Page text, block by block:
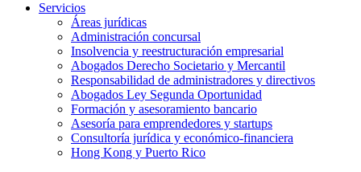
Servicios
Áreas jurídicas
Administración concursal
Insolvencia y reestructuración empresarial
Abogados Derecho Societario y Mercantil
Responsabilidad de administradores y directivos
Abogados Ley Segunda Oportunidad
Formación y asesoramiento bancario
Asesoría para emprendedores y startups
Consultoría jurídica y económico-financiera
Hong Kong y Puerto Rico